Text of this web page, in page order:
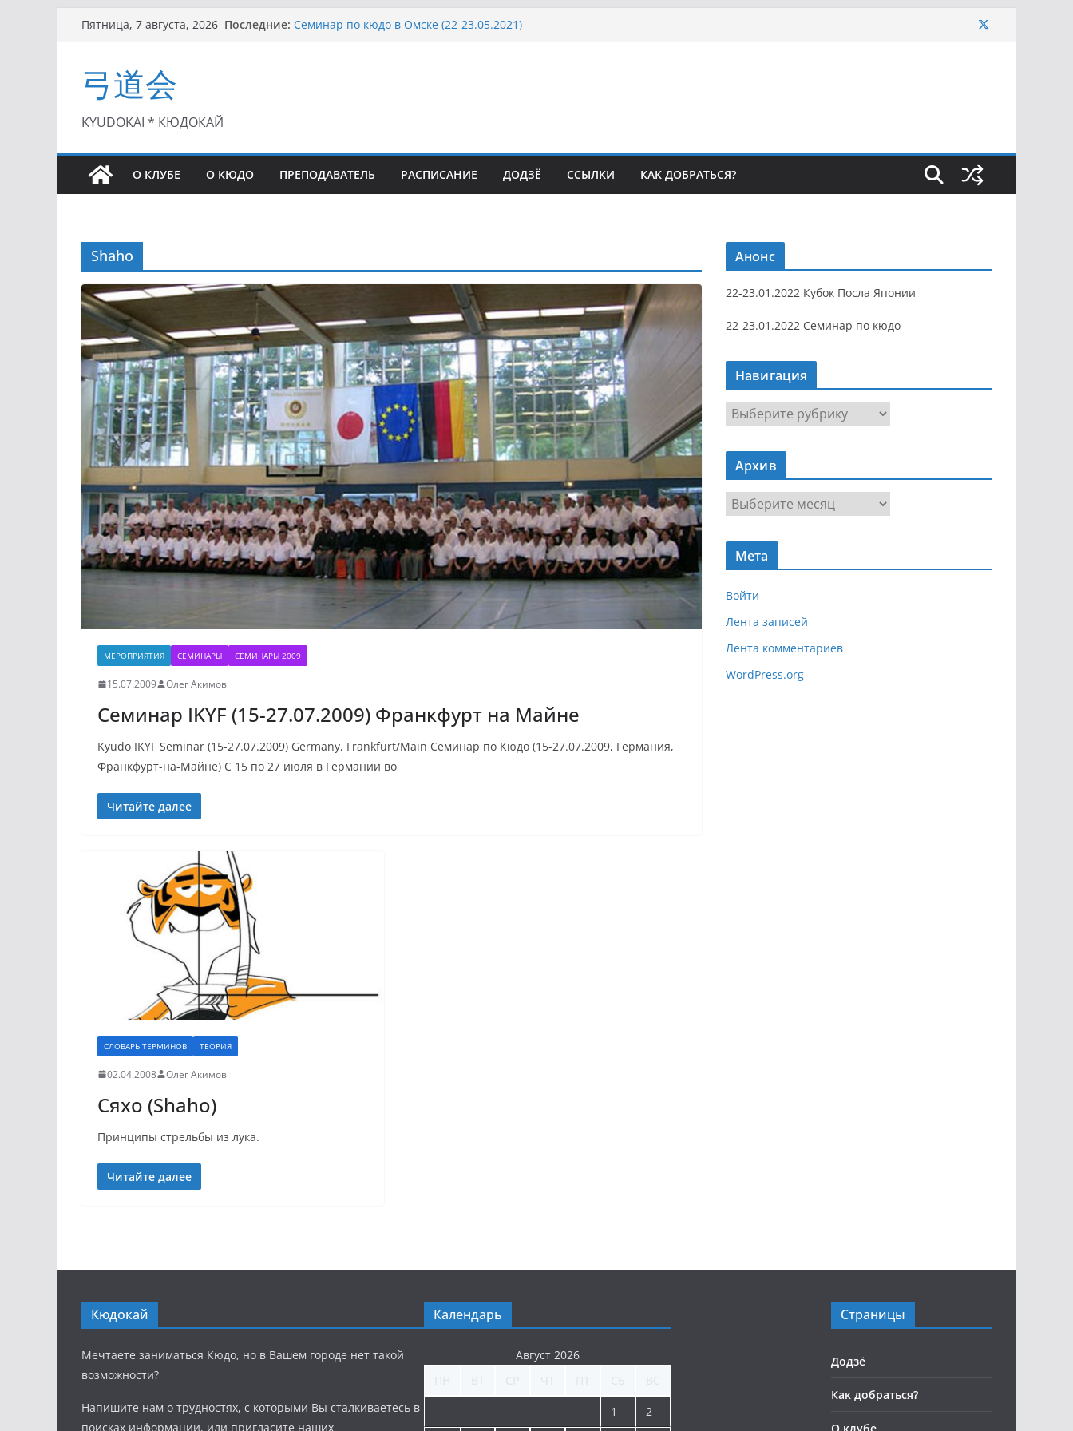
Перейти
Пятница, 7 августа, 2026 Последние: Семинар по кюдо в Омске (22-23.05.2021)
弓道会
KYUDOKAI * КЮДОКАЙ
О КЛУБЕ О КЮДО ПРЕПОДАВАТЕЛЬ РАСПИСАНИЕ ДОДЗЁ ССЫЛКИ КАК ДОБРАТЬСЯ?
Shaho
МЕРОПРИЯТИЯ СЕМИНАРЫ СЕМИНАРЫ 2009
15.07.2009 Олег Акимов
Семинар IKYF (15-27.07.2009) Франкфурт на Майне
Kyudo IKYF Seminar (15-27.07.2009) Germany, Frankfurt/Main Семинар по Кюдо (15-27.07.2009, Германия,
Франкфурт-на-Майне) С 15 по 27 июля в Германии во
Читайте далее
СЛОВАРЬ ТЕРМИНОВ ТЕОРИЯ
02.04.2008 Олег Акимов
Сяхо (Shaho)
Принципы стрельбы из лука.
Читайте далее
Анонс
22-23.01.2022 Кубок Посла Японии
22-23.01.2022 Семинар по кюдо
Навигация
Н
а
в
г
я
Архив
р
х
Мета
Войти
Лента записей
Лента комментариев
WordPress.org
Кюдокай
Мечтаете заниматься Кюдо, но в Вашем городе нет такой
возможности?
Напишите нам о трудностях, с которыми Вы сталкиваетесь в
поисках информации, или пригласите наших
Календарь
Август 2026
1 2
Страницы
Додзё
Как добраться?